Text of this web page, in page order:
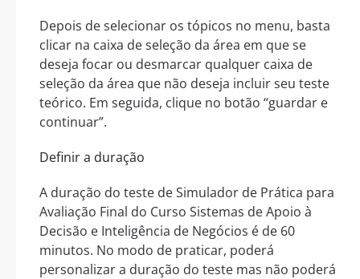
Depois de selecionar os tópicos no menu, basta
clicar na caixa de seleção da área em que se
deseja focar ou desmarcar qualquer caixa de
seleção da área que não deseja incluir seu teste
teórico. Em seguida, clique no botão “guardar e
continuar”.
Definir a duração
A duração do teste de Simulador de Prática para
Avaliação Final do Curso Sistemas de Apoio à
Decisão e Inteligência de Negócios é de 60
minutos. No modo de praticar, poderá
personalizar a duração do teste mas não poderá